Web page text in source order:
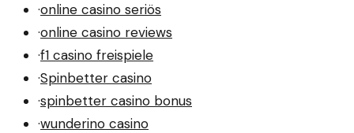
·online casino seriös
·online casino reviews
·f1 casino freispiele
·Spinbetter casino
·spinbetter casino bonus
·wunderino casino